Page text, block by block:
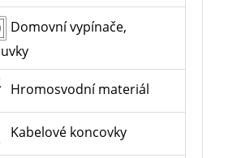
Domovní vypínače,
Hromosvodní materiál
Kabelové koncovky